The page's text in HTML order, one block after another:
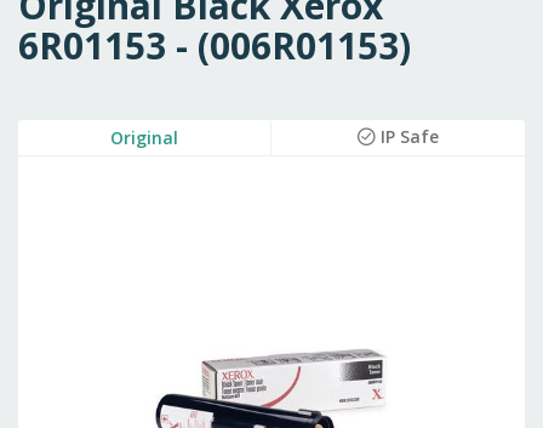
6R01153 - (006R01153)
Original IP Safe